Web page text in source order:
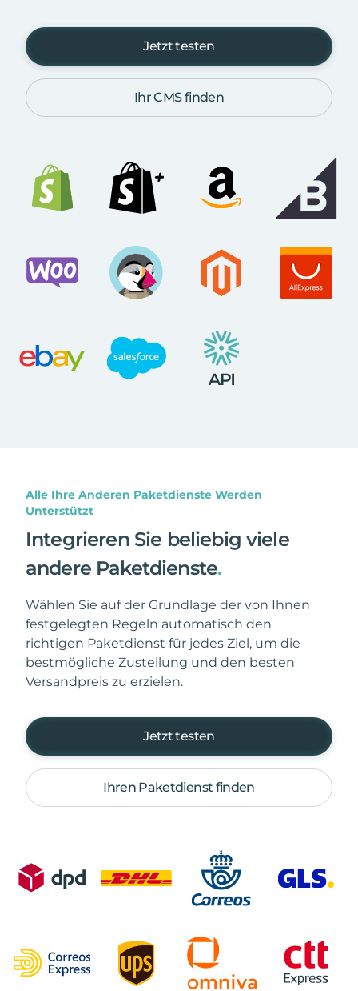
Jetzt testen
Ihr CMS finden
Alle Ihre Anderen Paketdienste Werden
Unterstützt
Integrieren Sie beliebig viele
andere Paketdienste.
Wählen Sie auf der Grundlage der von Ihnen
festgelegten Regeln automatisch den
richtigen Paketdienst für jedes Ziel, um die
bestmögliche Zustellung und den besten
Versandpreis zu erzielen.
Jetzt testen
Ihren Paketdienst finden